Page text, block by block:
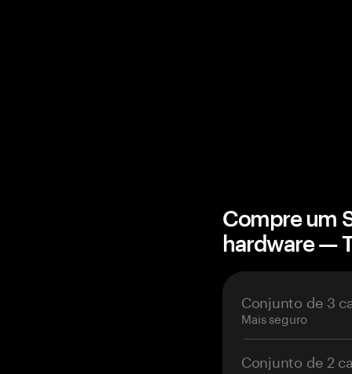
Compre um
hardware —
Conjunto de 3
Mais seguro
Conjunto de 2